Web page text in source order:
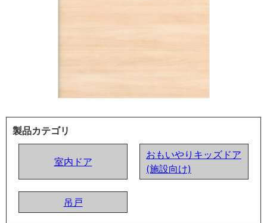
製品カテゴリ
室内ドア
おもいやりキッズドア
(施設向け)
吊戸